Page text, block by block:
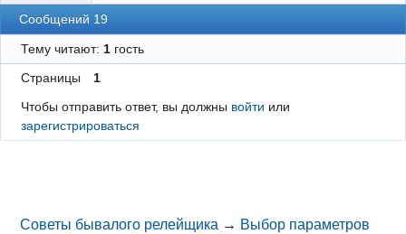
Сообщений 19
Тему читают: 1гость
Страницы
1
Чтобы отправить ответ, вы должны войти или
зарегистрироваться
Советы бывалого релейщика → Выбор параметров